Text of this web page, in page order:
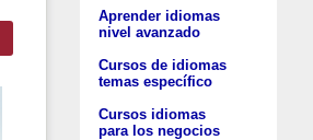
Aprender idiomas
nivel avanzado
Cursos de idiomas
temas específico
Cursos idiomas
para los negocios